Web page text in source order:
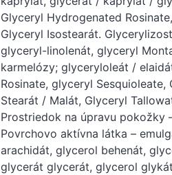
Glyceryl Hydrogenated
Glyceryl Isostearát.
glyceryl-linolenát, glyceryl
karmelózy; glyceryloleát /
Rosinate, glyceryl
Stearát / Malát, Glyceryl
Prostriedok na úpravu pokožky
Povrchovo aktívna látka –
arachidát, glycerol behenát,
glycerát glycerát, glycerol